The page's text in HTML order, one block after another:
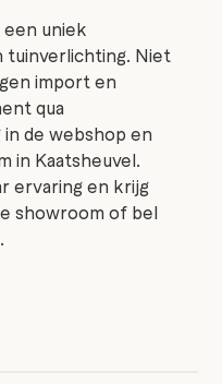
een uniek
tuinverlichting. Niet
import en
qua
in de webshop en
in Kaatsheuvel.
ervaring en krijg
showroom of bel